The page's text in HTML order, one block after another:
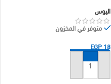
اليوس
متوفر في المخزون
EGP18
إضافة إلى السلة